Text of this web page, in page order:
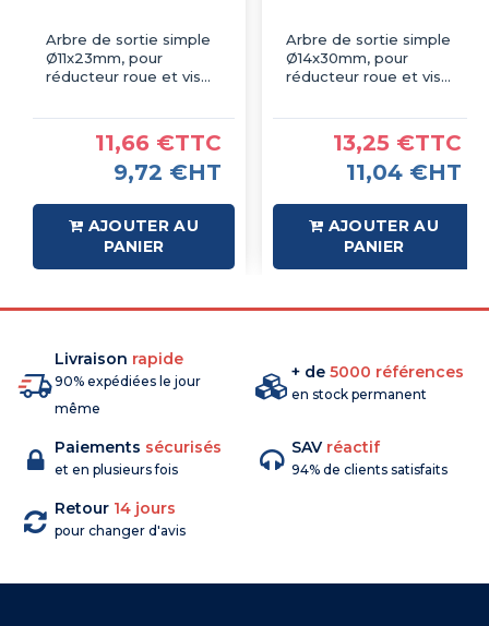
Arbre de sortie simple
Ø11x23mm, pour
réducteur roue et vis
11,66 €TTC
9,72 €HT
AJOUTER AU
PANIER
Arbre de sortie simple
Ø14x30mm, pour
réducteur roue et vis
13,25 €TTC
11,04 €HT
AJOUTER AU
PANIER
Livraison rapide
90% expédiées le jour
même
+ de 5000 références
en stock permanent
Paiements sécurisés
et en plusieurs fois
SAV réactif
94% de clients satisfaits
Retour 14 jours
pour changer d'avis